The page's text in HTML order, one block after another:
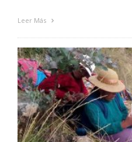
Leer Más